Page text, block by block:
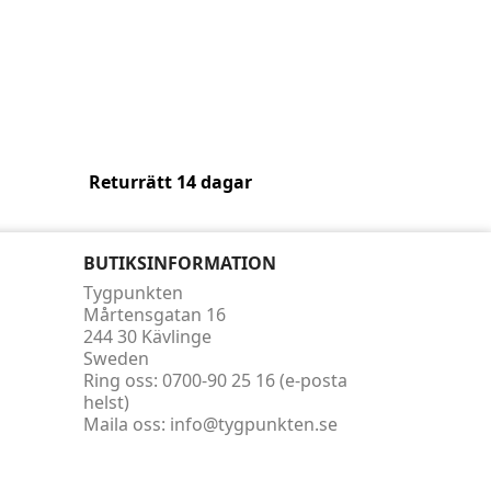
Returrätt 14 dagar
BUTIKSINFORMATION
Tygpunkten
Mårtensgatan 16
244 30 Kävlinge
Sweden
Ring oss: 0700-90 25 16 (e-posta
helst)
Maila oss: info@tygpunkten.se